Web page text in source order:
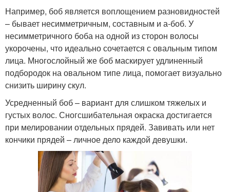
Например, боб является воплощением разновидностей
– бывает несимметричным, составным и а-боб. У
несимметричного боба на одной из сторон волосы
укорочены, что идеально сочетается с овальным типом
лица. Многослойный же боб маскирует удлиненный
подбородок на овальном типе лица, помогает визуально
снизить ширину скул.
Усредненный боб – вариант для слишком тяжелых и
густых волос. Сногсшибательная окраска достигается
при мелировании отдельных прядей. Завивать или нет
кончики прядей – личное дело каждой девушки.